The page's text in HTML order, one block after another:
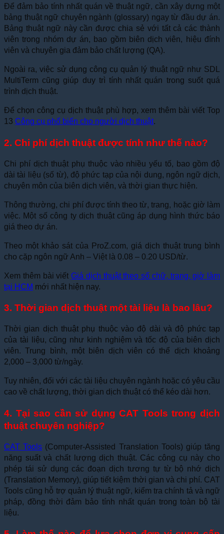
Để đảm bảo tính nhất quán về thuật ngữ, cần xây dựng một
bảng thuật ngữ chuyên ngành (glossary) ngay từ đầu dự án.
Bảng thuật ngữ này cần được chia sẻ với tất cả các thành
viên trong nhóm dự án, bao gồm biên dịch viên, hiệu đính
viên và chuyên gia đảm bảo chất lượng (QA).
Ngoài ra, việc sử dụng công cụ quản lý thuật ngữ như SDL
MultiTerm cũng giúp duy trì tính nhất quán trong suốt quá
trình dịch thuật.
Để chọn công cụ dịch thuật phù hợp, xem thêm bài viết Top
13 Công cụ phổ biến cho người dịch thuật.
2. Chi phí dịch thuật được tính như thế nào?
Chi phí dịch thuật phụ thuộc vào nhiều yếu tố, bao gồm độ
dài tài liệu (số từ), độ phức tạp của nội dung, ngôn ngữ dịch,
chuyên môn của biên dịch viên, và thời gian thực hiện.
Thông thường, chi phí được tính theo từ, trang, hoặc giờ làm
việc. Một số công ty dịch thuật cũng áp dụng hình thức báo
giá theo dự án.
Theo một khảo sát của ProZ.com, giá dịch thuật trung bình
cho cặp ngôn ngữ Anh – Việt là 0.08 – 0.20 USD/từ.
Xem thêm bài viết Giá dịch thuật theo số chữ, trang, giờ làm
tại HCM mới nhất hiện nay.
3. Thời gian dịch thuật một tài liệu là bao lâu?
Thời gian dịch thuật phụ thuộc vào độ dài và độ phức tạp
của tài liệu, cũng như kinh nghiệm và tốc độ của biên dịch
viên. Trung bình, một biên dịch viên có thể dịch khoảng
2,000 – 3,000 từ/ngày.
Tuy nhiên, đối với các tài liệu chuyên ngành hoặc có yêu cầu
cao về chất lượng, thời gian dịch thuật có thể kéo dài hơn.
4. Tại sao cần sử dụng CAT Tools trong dịch
thuật chuyên nghiệp?
CAT Tools (Computer-Assisted Translation Tools) giúp tăng
năng suất và chất lượng dịch thuật. Các công cụ này cho
phép tái sử dụng các đoạn dịch tương tự từ bộ nhớ dịch
(Translation Memory), giúp tiết kiệm thời gian và chi phí. CAT
Tools cũng hỗ trợ quản lý thuật ngữ, kiểm tra chính tả và ngữ
pháp, đồng thời đảm bảo tính nhất quán trong toàn bộ tài
liệu.